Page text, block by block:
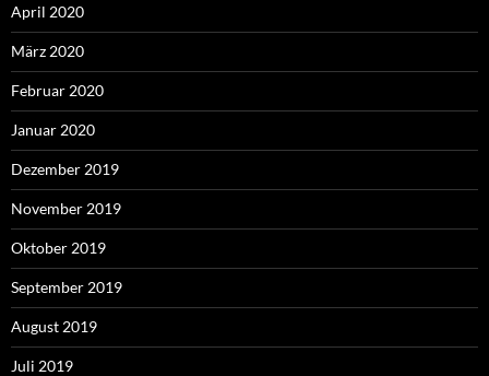
April 2020
März 2020
Februar 2020
Januar 2020
Dezember 2019
November 2019
Oktober 2019
September 2019
August 2019
Juli 2019